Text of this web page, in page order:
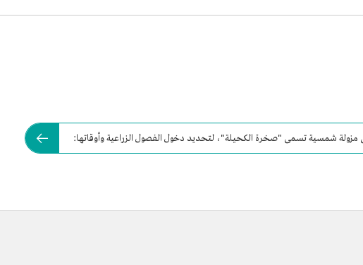
مزولة شمسية تسمى "صخرة الكحيلة"، لتحديد دخول الفصول الزراعية وأوقاتها: